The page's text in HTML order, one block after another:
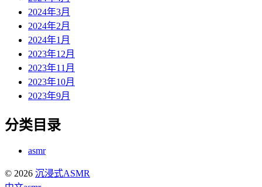
2024年3月
2024年2月
2024年1月
2023年12月
2023年11月
2023年10月
2023年9月
分类目录
asmr
© 2026 沉浸式ASMR